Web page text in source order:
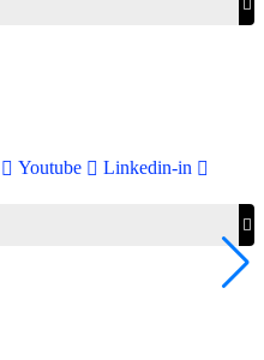
Youtube
Linkedin-in